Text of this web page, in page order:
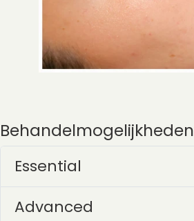
Behandelmogelijkheden
Essential
Advanced